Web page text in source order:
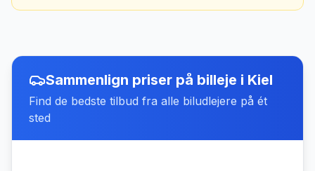
Sammenlign priser på billeje i Kiel
Find de bedste tilbud fra alle biludlejere på ét
sted